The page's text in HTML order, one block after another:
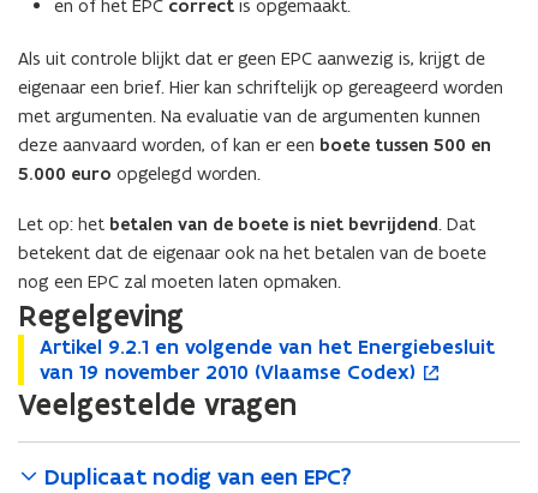
en of het EPC correct is opgemaakt.
Als uit controle blijkt dat er geen EPC aanwezig is, krijgt de
eigenaar een brief. Hier kan schriftelijk op gereageerd worden
met argumenten. Na evaluatie van de argumenten kunnen
deze aanvaard worden, of kan er een boete tussen 500 en
5.000 euro opgelegd worden.
Let op: het betalen van de boete is niet bevrijdend. Dat
betekent dat de eigenaar ook na het betalen van de boete
nog een EPC zal moeten laten opmaken.
Regelgeving
A
r
t
i
k
e
o
p
e
n
t
Artikel 9.2.1 en volgende van het Energiebesluit
van 19 november 2010 (Vlaamse Codex)
A
r
t
i
k
e
Veelgestelde vragen
Duplicaat nodig van een EPC?